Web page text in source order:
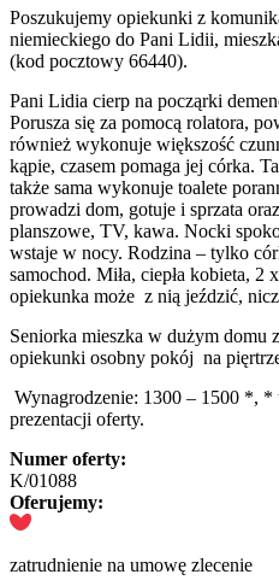
Poszukujemy opiekunki z
niemieckiego do Pani Lidii,
(kod pocztowy 66440).
Pani Lidia cierp na począrki
Porusza się za pomocą rolatora,
również wykonuje większość
kąpie, czasem pomaga jej córka.
także sama wykonuje toalete
prowadzi dom, gotuje i sprzata
planszowe, TV, kawa. Nocki
wstaje w nocy. Rodzina – tylko
samochod. Miła, ciepła kobieta,
opiekunka może z nią jeździć,
Seniorka mieszka w dużym domu
opiekunki osobny pokój na
Wynagrodzenie: 1300 – 1500 *,
prezentacji oferty.
Numer oferty:
K/01088
Oferujemy:
zatrudnienie na umowę zlecenie